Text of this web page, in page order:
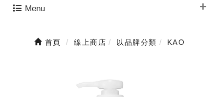
Menu
首頁 線上商店 以品牌分類 KAO